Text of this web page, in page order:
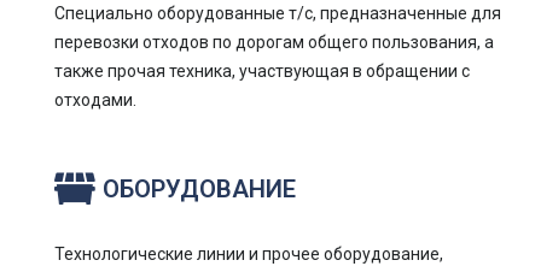
Специально оборудованные т/с, предназначенные для
перевозки отходов по дорогам общего пользования, а
также прочая техника, участвующая в обращении с
отходами.
ОБОРУДОВАНИЕ
Технологические линии и прочее оборудование,